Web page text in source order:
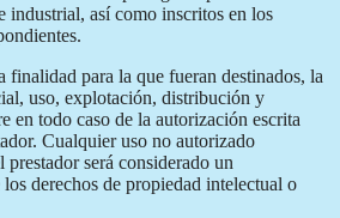
industrial, así como inscritos en los
finalidad para la que fueran destinados, la
uso, explotación, distribución y
en todo caso de la autorización escrita
Cualquier uso no autorizado
será considerado un
derechos de propiedad intelectual o